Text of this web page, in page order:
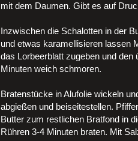
mit dem Daumen. Gibt es auf
Inzwischen die Schalotten in der
und etwas karamellisieren lassen
das Lorbeerblatt zugeben und
Minuten weich schmoren.
Bratenstücke in Alufolie wickeln
abgießen und beiseitestellen.
Butter zum restlichen Bratfond in
Rühren 3-4 Minuten braten. Mit